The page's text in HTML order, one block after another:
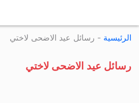
إلى
المحتوى
الرئيسية - رسائل عيد الاضحى لاختي
رسائل عيد الاضحى لاختي